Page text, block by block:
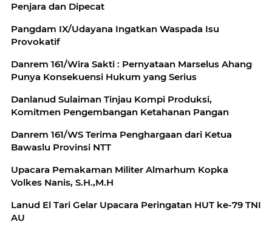
Penjara dan Dipecat
Pangdam IX/Udayana Ingatkan Waspada Isu
Provokatif
Danrem 161/Wira Sakti : Pernyataan Marselus Ahang
Punya Konsekuensi Hukum yang Serius
Danlanud Sulaiman Tinjau Kompi Produksi,
Komitmen Pengembangan Ketahanan Pangan
Danrem 161/WS Terima Penghargaan dari Ketua
Bawaslu Provinsi NTT
Upacara Pemakaman Militer Almarhum Kopka
Volkes Nanis, S.H.,M.H
Lanud El Tari Gelar Upacara Peringatan HUT ke-79 TNI
AU